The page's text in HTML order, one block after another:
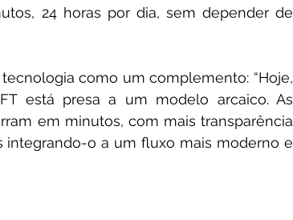
24 horas por dia, sem depender de
como um complemento: “Hoje,
está presa a um modelo arcaico. As
em minutos, com mais transparência
o a um fluxo mais moderno e